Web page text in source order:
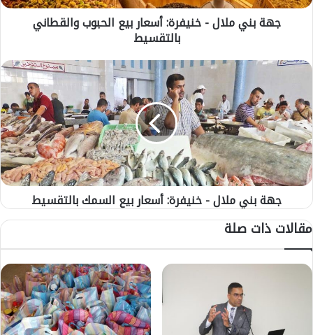
ا
ن
ر
ة
:
أ
س
ع
ا
ب
ع
ا
جهة بني ملال - خنيفرة: أسعار بيع الحبوب والقطاني
بالتقسيط
ج
ة
ب
ن
ي
م
ل
ا
ل
خ
ف
جهة بني ملال - خنيفرة: أسعار بيع السمك بالتقسيط
مقالات ذات صلة